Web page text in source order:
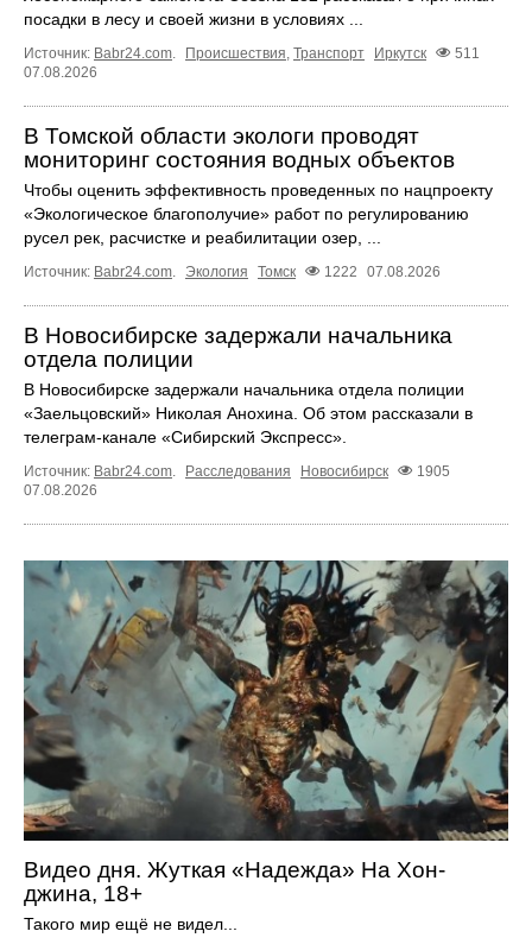
посадки в лесу и своей жизни в условиях ...
Источник: Babr24.com Происшествия Транспорт Иркутск
511
07.08.2026
В Томской области экологи проводят
мониторинг состояния водных объектов
Чтобы оценить эффективность проведенных по нацпроекту
«Экологическое благополучие» работ по регулированию
русел рек, расчистке и реабилитации озер, ...
Источник: Babr24.com Экология Томск 1222 07.08.2026
В Новосибирске задержали начальника
отдела полиции
В Новосибирске задержали начальника отдела полиции
«Заельцовский» Николая Анохина. Об этом рассказали в
телеграм-канале «Сибирский Экспресс».
Источник: Babr24.com. Расследования Новосибирск
1905
07.08.2026
Видео дня. Жуткая «Надежда» На Хон-
джина, 18+
Такого мир ещё не видел...